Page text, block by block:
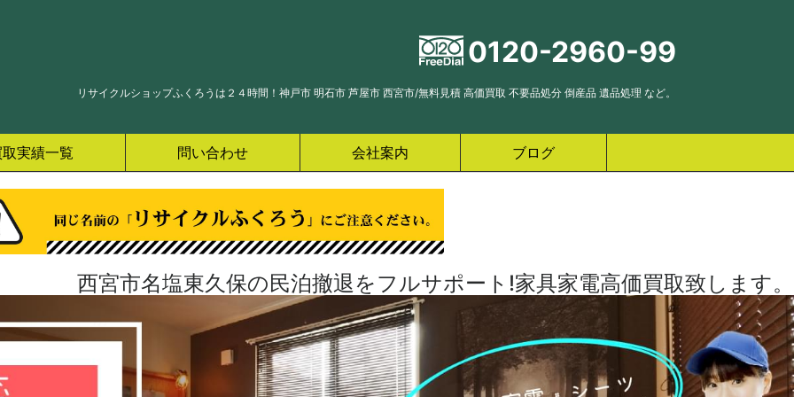
0120-2960-99
リサイクルショップふくろうは２４時間！神戸市 明石市 芦屋市 西宮市/無料見積 高価買取 不要品処分 倒産品 遺品処理 など。
実績一覧 問い合わせ 会社案内 ブログ
西宮市名塩東久保の民泊撤退をフルサポート!家具家電高価買取致します。